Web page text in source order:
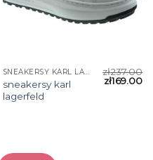
SNEAKERSY KARL LAGERFELD
sneakersy karl
lagerfeld
zł237.00
zł169.00